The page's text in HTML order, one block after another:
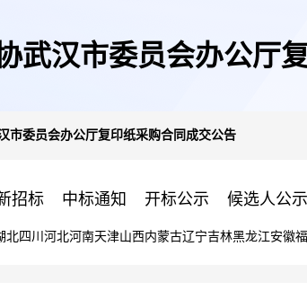
武汉市委员会办公厅
市委员会办公厅复印纸采购合同成交公告
招标 中标通知 开标公示 候选人公示
北四川 河北河南天津山西内蒙古辽宁吉林黑龙江安徽